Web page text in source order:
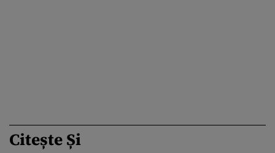
Citește Și